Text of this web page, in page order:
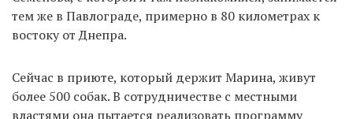
тем же в Павлограде, примерно в 80 километрах к
востоку от Днепра.
Сейчас в приюте, который держит Марина, живут
более 500 собак. В сотрудничестве с местными
властями она пытается реализовать программу